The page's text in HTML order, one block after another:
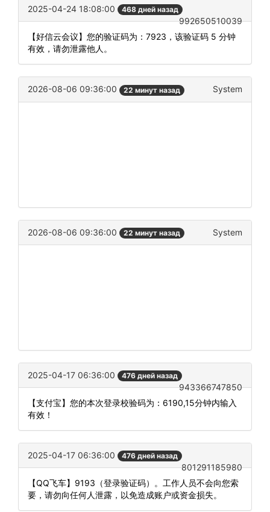
2025-04-24 18:08:00 468 дней назад
992650510039
【好信云会议】您的验证码为：7923，该验证码 5 分钟
有效，请勿泄露他人。
2026-08-06 09:36:00 22 минут назад System
2026-08-06 09:36:00 22 минут назад System
2025-04-17 06:36:00 476 дней назад
943366747850
【支付宝】您的本次登录校验码为：6190,15分钟内输入
有效！
2025-04-17 06:36:00 476 дней назад
801291185980
【QQ飞车】9193（登录验证码）。工作人员不会向您索
要，请勿向任何人泄露，以免造成账户或资金损失。